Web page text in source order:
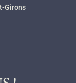
Girons